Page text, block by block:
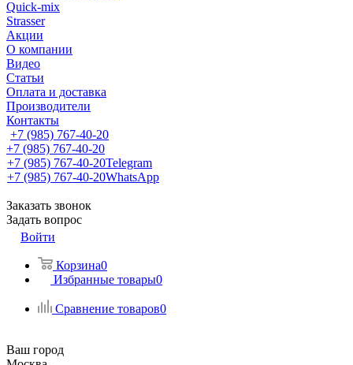
Quick-mix
Strasser
Акции
О компании
Видео
Статьи
Оплата и доставка
Производители
Контакты
+7 (985) 767-40-20
+7 (985) 767-40-20
+7 (985) 767-40-20Telegram
+7 (985) 767-40-20WhatsApp
Заказать звонок
Задать вопрос
Войти
Корзина0
Избранные товары0
Сравнение товаров0
Ваш город